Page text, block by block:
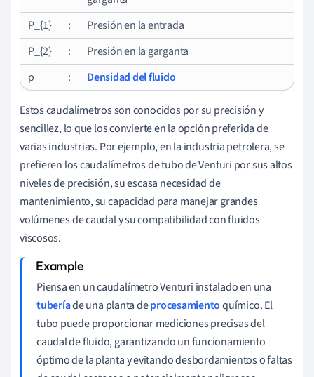
P_{1}
:
Presión en la entrada
P_{2}
:
Presión en la garganta
ρ
: Densidad del fluido
Estos caudalímetros son conocidos por su precisión y
sencillez, lo que los convierte en la opción preferida de
varias industrias. Por ejemplo, en la industria petrolera, se
prefieren los caudalímetros de tubo de Venturi por sus altos
niveles de precisión, su escasa necesidad de
mantenimiento, su capacidad para manejar grandes
volúmenes de caudal y su compatibilidad con fluidos
viscosos.
Piensa en un caudalímetro Venturi instalado en una
tuberíade una planta deprocesamientoquímico. El
tubo puede proporcionar mediciones precisas del
caudal de fluido, garantizando un funcionamiento
óptimo de la planta y evitando desbordamientos o faltas